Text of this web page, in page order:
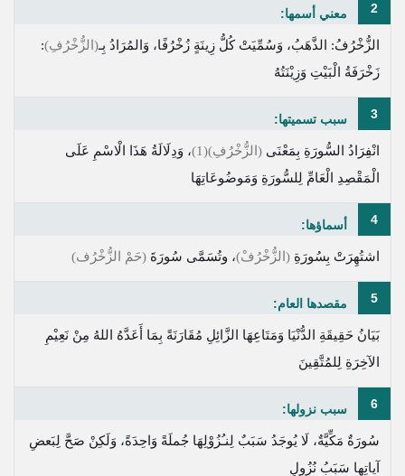
2 معني أسمها:
الزُّخْرُفُ: الذَّهَبُ، وَسُمِّيَتْ كُلُّ زِينَةٍ زُخْرُفًا، وَالمُرَادُ بِـ(الزُّخْرُفِ):
زَخْرَفَةُ الْبَيْتِ وَزِيْنَتُهُ
3 سبب تسميتها:
انْفِرَادُ السُّورَةِ بِمَعْنَى (الزُّخْرُفِ)(1)
، وَدِلَالَةُ هَذَا الْاسْمِ عَلَى
الْمَقْصِدِ الْعَامِّ لِلسُّورَةِ وَمَوضُوعَاتِهَا
4 أسماؤها:
اشتُهِرَتْ بِسُورَةِ (الزُّخْرُفْ)، وتُسَمَّى سُورَةَ (حَمْ الزُّخْرُف)
5 مقصدها العام:
بَيَانُ حَقِيقَةِ الدُّنْيَا وَمَتَاعِهَا الزَّائِلِ مُقَارَنَةً بِمَا أَعَدَّهُ اللهُ مِنْ نَعِيْمِ
الآخِرَةِ لِلمُتَّقِينَ
6 سبب نزولها:
سُورَةٌ مَكِّيَّةٌ، لَا يُوجَدُ سَبَبٌ لِنـُزُوْلِهَا جُملَةً وَاحِدَةً، وَلَكِنْ صَحَّ لِبَعضِ
آياتِها سَبَبُ نُزُولٍ